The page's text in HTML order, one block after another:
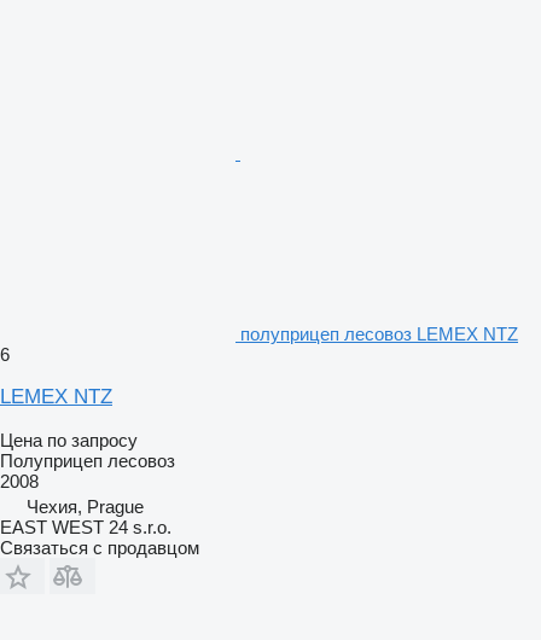
полуприцеп лесовоз LEMEX NTZ
6
LEMEX NTZ
Цена по запросу
Полуприцеп лесовоз
2008
Чехия, Prague
EAST WEST 24 s.r.o.
Связаться с продавцом